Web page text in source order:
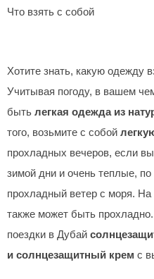
Что взять с собой
Хотите знать, какую одежду
Учитывая погоду, в вашем
быть легкая одежда из
того, возьмите с собой
прохладных вечеров, если
зимой дни и очень теплые,
прохладный ветер с моря.
также может быть
поездки в Дубай
и солнцезащитный крем с